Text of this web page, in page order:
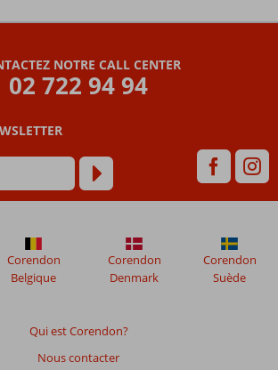
NOTRE CALL CENTER
02 722 94 94
Qui est Corendon?
Nous contacter
Corendon
Belgique
Corendon
Denmark
Corendon
Suède